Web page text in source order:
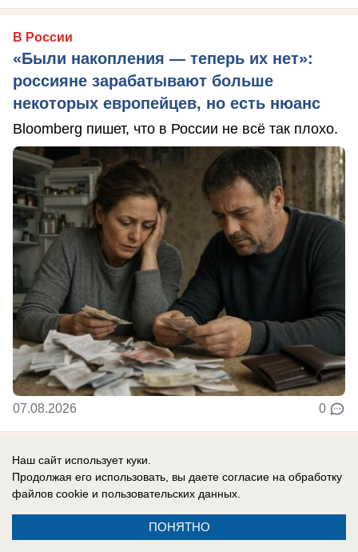
В России
«Были накопления — теперь их нет»:
россияне зарабатывают больше
некоторых европейцев, но есть нюанс
Bloomberg пишет, что в России не всё так плохо.
07.08.2026 0
Новости СМИ2
Наш сайт использует куки.
Продолжая его использовать, вы даете согласие на обработку
файлов cookie и пользовательских данных.
ПОНЯТНО